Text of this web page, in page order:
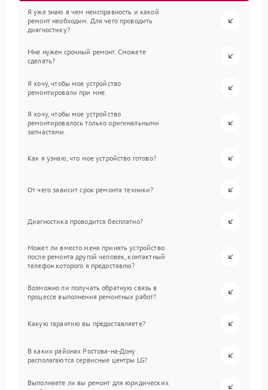
Я уже знаю в чем неисправность и какой
ремонт необходим. Для чего проводить
диагностику?
Мне нужен срочный ремонт. Сможете
сделать?
Я хочу, чтобы мое устройство
ремонтировали при мне.
Я хочу, чтобы мое устройство
ремонтировалось только оригинальными
запчастями.
Как я узнаю, что мое устройство готово?
От чего зависит срок ремонта техники?
Диагностика проводится бесплатно?
Может ли вместо меня принять устройство
после ремонта другой человек, контактный
телефон которого я предоставлю?
Возможно ли получать обратную связь в
процессе выполнения ремонтных работ?
Какую гарантию вы предоставляете?
В каких районах Ростова-на-Дону
располагаются сервисные центры LG?
Выполняете ли вы ремонт для юридических